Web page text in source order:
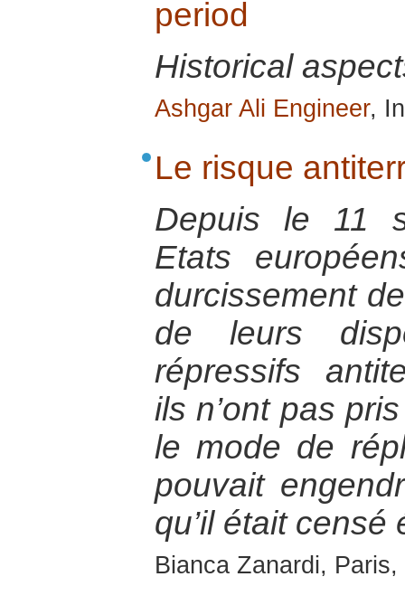
period
Historical
Ashgar Ali Engineer,
Le risque
Depuis le 11
Etats
durcissement
de leurs
répressifs
ils n’ont pas
le mode de
pouvait
qu’il était censé
Bianca Zanardi,